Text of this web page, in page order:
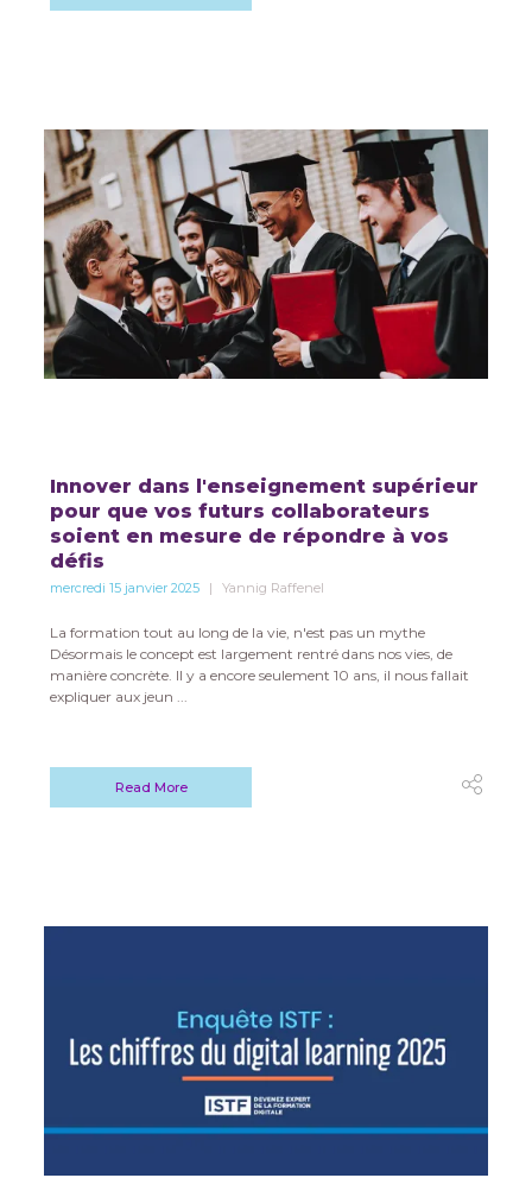
Innover dans l'enseignement supérieur
pour que vos futurs collaborateurs
soient en mesure de répondre à vos
défis
mercredi 15 janvier 2025 Yannig Raffenel
La formation tout au long de la vie, n'est pas un mythe
Désormais le concept est largement rentré dans nos vies, de
manière concrète. Il y a encore seulement 10 ans, il nous fallait
expliquer aux jeun ...
Read More